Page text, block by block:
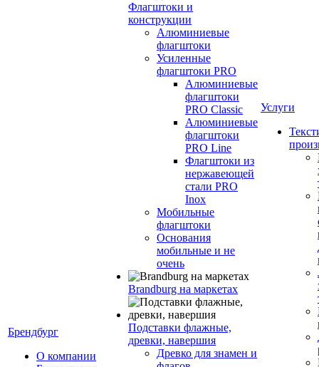
Брендбург
О компании
Флагштоки и
конструкции
Алюминиевые
флагштоки
Усиленные
флагштоки PRO
Алюминиевые
флагштоки
PRO Classic
Алюминиевые
флагштоки
PRO Line
Флагштоки из
нержавеющей
стали PRO
Inox
Мобильные
флагштоки
Основания
мобильные и не
очень
Brandburg на маркетах
Подставки флажные,
древки, навершия
Древко для знамен и
Услуги